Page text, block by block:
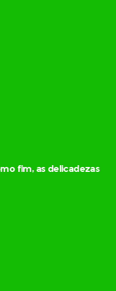
fim, as delicadezas